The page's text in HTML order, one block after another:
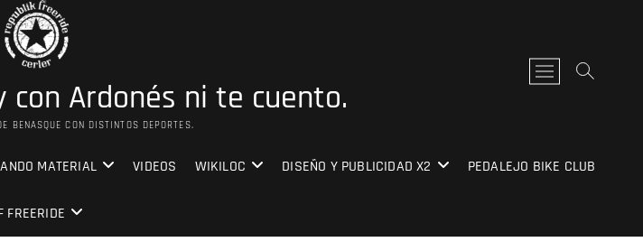
Ardonés ni te cuento.
BENASQUE CON DISTINTOS DEPORTES.
MATERIAL VIDEOS WIKILOC DISEÑO Y PUBLICIDAD X2 PEDALEJO BIKE CLUB
FREERIDE
B
o
d